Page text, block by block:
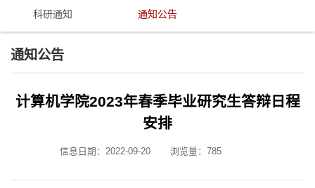
科研通知
通知公告
通知公告
计算机学院2023年春季毕业研究生答辩日程
安排
信息日期：2022-09-20 浏览量： 785